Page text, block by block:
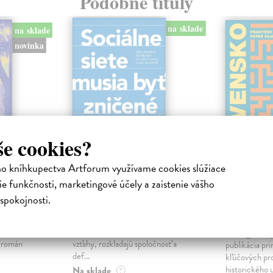
cookies?
kníhkupectva Artforum využívame cookies slúžiace
funkčnosti, marketingové účely a zaistenie vášho
na sklade
novinka
na sklade
Sociálne siete musia
byť zničené
vzťahy, rozkladajú spoločnosť a
def...
?
sme.
publikácia
kľúčových
historického